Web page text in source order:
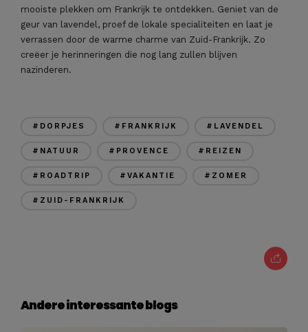
mooiste plekken om Frankrijk te ontdekken. Geniet van de
geur van lavendel, proef de lokale specialiteiten en laat je
verrassen door de warme charme van Zuid-Frankrijk. Zo
creëer je herinneringen die nog lang zullen blijven
nazinderen.
#DORPJES #FRANKRIJK #LAVENDEL
#NATUUR #PROVENCE #REIZEN
#ROADTRIP #VAKANTIE #ZOMER
#ZUID-FRANKRIJK
Andere interessante blogs